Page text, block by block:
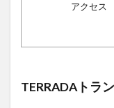
アクセス
TERRADAトラ